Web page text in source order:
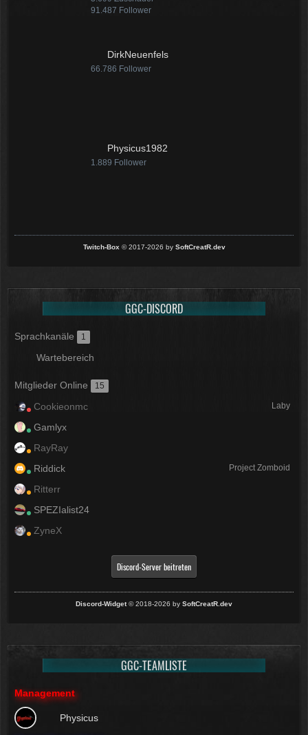
91.487 Follower
DirkNeuenfels
66.786 Follower
Physicus1982
1.889 Follower
Twitch-Box © 2017-2026 by SoftCreatR.dev
GGC-DISCORD
Sprachkanäle 1
Wartebereich
Mitglieder Online 15
Cookieonmc Laby
Gamlyx
RayRay
Riddick
Project Zomboid
Ritterr
SPEZIalist24
ZyneX
Discord-Server beitreten
Discord-Widget© 2018-2026 by SoftCreatR.dev
GGC-TEAMLISTE
Management
Physicus